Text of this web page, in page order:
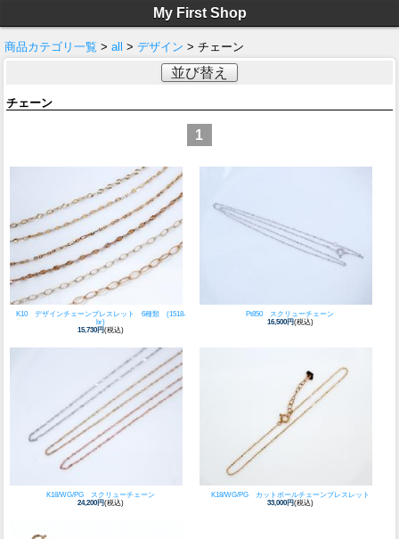
My First Shop
商品カテゴリ一覧 > all > デザイン > チェーン
並び替え
チェーン
1
K10 デザインチェーンブレスレット 6種類 (1518-
br)
15,730円(税込)
Pt850 スクリューチェーン
16,500円(税込)
K18/WG/PG スクリューチェーン
24,200円(税込)
K18/WG/PG カットボールチェーンブレスレット
33,000円(税込)